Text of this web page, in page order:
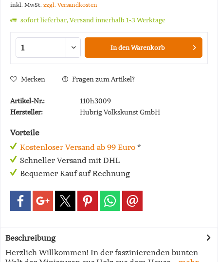
inkl. MwSt. zzgl. Versandkosten
sofort lieferbar, Versand innerhalb 1-3 Werktage
In denWarenkorb
Merken Fragen zum Artikel?
Artikel-Nr.:
110h3009
Hersteller:
Hubrig Volkskunst GmbH
Vorteile
Kostenloser Versand ab 99 Euro *
Schneller Versand mit DHL
Bequemer Kauf auf Rechnung
Beschreibung
Herzlich Willkommen! In der faszinierenden bunten